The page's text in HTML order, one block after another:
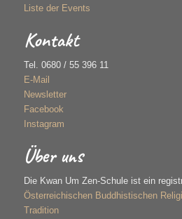
Liste der Events
Kontakt
Tel. 0680 / 55 396 11
E-Mail
Newsletter
Facebook
Instagram
Über uns
Die Kwan Um Zen-Schule ist ein
Österreichischen Buddhistischen
Tradition